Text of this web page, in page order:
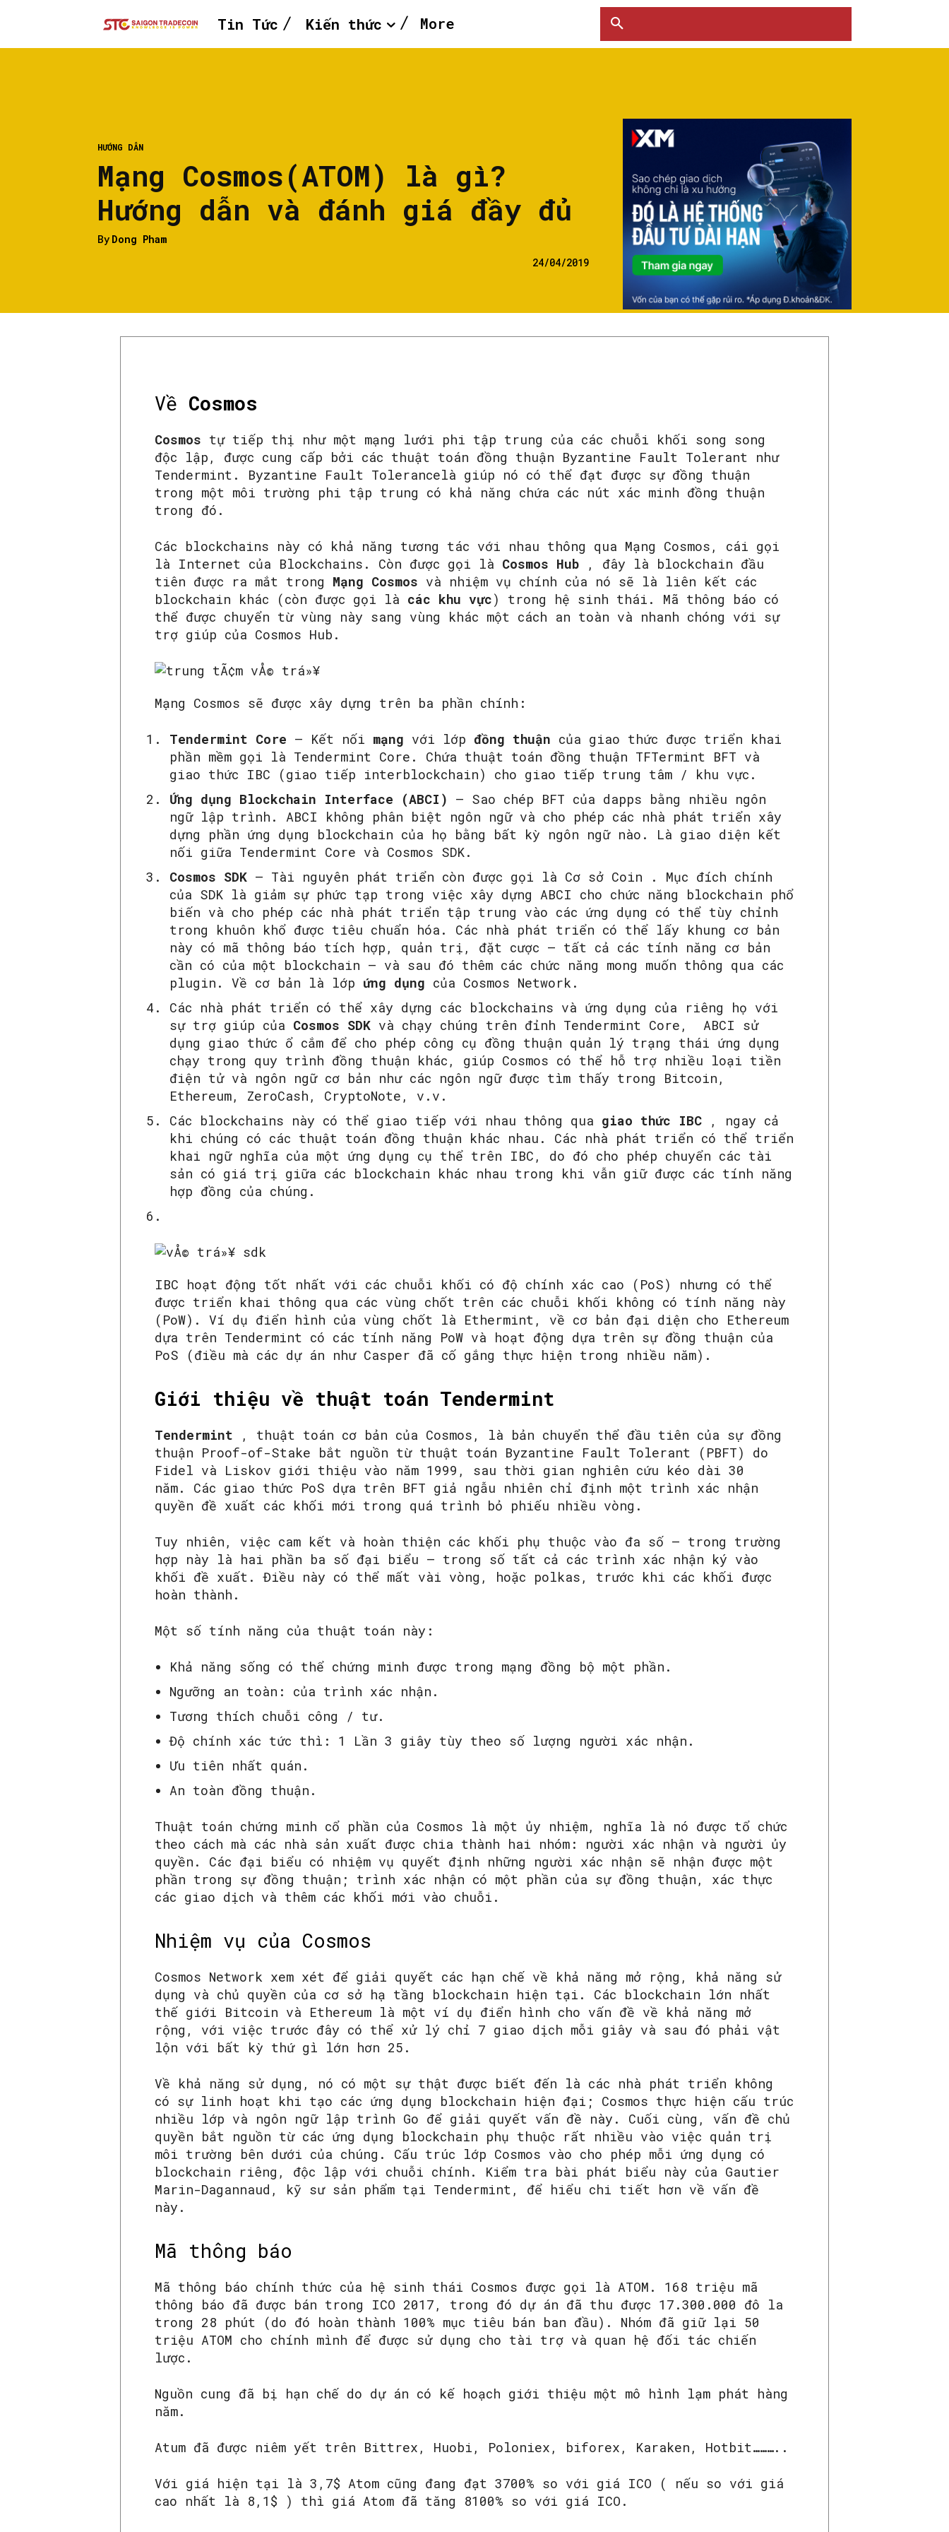
Tin Tức Kiến thức More
HƯỚNG DẪN
Mạng Cosmos(ATOM) là gì?
Hướng dẫn và đánh giá đầy đủ
By Dong Pham
24/04/2019
Về Cosmos
Cosmos tự tiếp thị như một mạng lưới phi tập trung của các chuỗi khối song song
độc lập, được cung cấp bởi các thuật toán đồng thuận Byzantine Fault Tolerant như
Tendermint. Byzantine Fault Tolerancelà giúp nó có thể đạt được sự đồng thuận
trong một môi trường phi tập trung có khả năng chứa các nút xác minh đồng thuận
trong đó.
Các blockchains này có khả năng tương tác với nhau thông qua Mạng Cosmos, cái gọi
là Internet của Blockchains. Còn được gọi là Cosmos Hub , đây là blockchain đầu
tiên được ra mắt trong Mạng Cosmos và nhiệm vụ chính của nó sẽ là liên kết các
blockchain khác (còn được gọi là các khu vực) trong hệ sinh thái. Mã thông báo có
thể được chuyển từ vùng này sang vùng khác một cách an toàn và nhanh chóng với sự
trợ giúp của Cosmos Hub.
Mạng Cosmos sẽ được xây dựng trên ba phần chính:
Tendermint Core – Kết nối mạng với lớp đồng thuận của giao thức được triển khai
phần mềm gọi là Tendermint Core. Chứa thuật toán đồng thuận TFTermint BFT và
giao thức IBC (giao tiếp interblockchain) cho giao tiếp trung tâm / khu vực.
Ứng dụng Blockchain Interface (ABCI) – Sao chép BFT của dapps bằng nhiều ngôn
ngữ lập trình. ABCI không phân biệt ngôn ngữ và cho phép các nhà phát triển xây
dựng phần ứng dụng blockchain của họ bằng bất kỳ ngôn ngữ nào. Là giao diện kết
nối giữa Tendermint Core và Cosmos SDK.
Cosmos SDK – Tài nguyên phát triển còn được gọi là Cơ sở Coin . Mục đích chính
của SDK là giảm sự phức tạp trong việc xây dựng ABCI cho chức năng blockchain phổ
biến và cho phép các nhà phát triển tập trung vào các ứng dụng có thể tùy chỉnh
trong khuôn khổ được tiêu chuẩn hóa. Các nhà phát triển có thể lấy khung cơ bản
này có mã thông báo tích hợp, quản trị, đặt cược – tất cả các tính năng cơ bản
cần có của một blockchain – và sau đó thêm các chức năng mong muốn thông qua các
plugin. Về cơ bản là lớp ứng dụng của Cosmos Network.
Các nhà phát triển có thể xây dựng các blockchains và ứng dụng của riêng họ với
sự trợ giúp của Cosmos SDK và chạy chúng trên đỉnh Tendermint Core, ABCI sử
dụng giao thức ổ cắm để cho phép công cụ đồng thuận quản lý trạng thái ứng dụng
chạy trong quy trình đồng thuận khác, giúp Cosmos có thể hỗ trợ nhiều loại tiền
điện tử và ngôn ngữ cơ bản như các ngôn ngữ được tìm thấy trong Bitcoin,
Ethereum, ZeroCash, CryptoNote, v.v.
Các blockchains này có thể giao tiếp với nhau thông qua giao thức IBC , ngay cả
khi chúng có các thuật toán đồng thuận khác nhau. Các nhà phát triển có thể triển
khai ngữ nghĩa của một ứng dụng cụ thể trên IBC, do đó cho phép chuyển các tài
sản có giá trị giữa các blockchain khác nhau trong khi vẫn giữ được các tính năng
hợp đồng của chúng.
IBC hoạt động tốt nhất với các chuỗi khối có độ chính xác cao (PoS) nhưng có thể
được triển khai thông qua các vùng chốt trên các chuỗi khối không có tính năng này
(PoW). Ví dụ điển hình của vùng chốt là Ethermint, về cơ bản đại diện cho Ethereum
dựa trên Tendermint có các tính năng PoW và hoạt động dựa trên sự đồng thuận của
PoS (điều mà các dự án như Casper đã cố gắng thực hiện trong nhiều năm).
Giới thiệu về thuật toán Tendermint
Tendermint , thuật toán cơ bản của Cosmos, là bản chuyển thể đầu tiên của sự đồng
thuận Proof-of-Stake bắt nguồn từ thuật toán Byzantine Fault Tolerant (PBFT) do
Fidel và Liskov giới thiệu vào năm 1999, sau thời gian nghiên cứu kéo dài 30
năm. Các giao thức PoS dựa trên BFT giả ngẫu nhiên chỉ định một trình xác nhận
quyền đề xuất các khối mới trong quá trình bỏ phiếu nhiều vòng.
Tuy nhiên, việc cam kết và hoàn thiện các khối phụ thuộc vào đa số – trong trường
hợp này là hai phần ba số đại biểu – trong số tất cả các trình xác nhận ký vào
khối đề xuất. Điều này có thể mất vài vòng, hoặc polkas, trước khi các khối được
hoàn thành.
Một số tính năng của thuật toán này:
Khả năng sống có thể chứng minh được trong mạng đồng bộ một phần.
Ngưỡng an toàn: của trình xác nhận.
Tương thích chuỗi công / tư.
Độ chính xác tức thì: 1 Lần 3 giây tùy theo số lượng người xác nhận.
Ưu tiên nhất quán.
An toàn đồng thuận.
Thuật toán chứng minh cổ phần của Cosmos là một ủy nhiệm, nghĩa là nó được tổ chức
theo cách mà các nhà sản xuất được chia thành hai nhóm: người xác nhận và người ủy
quyền. Các đại biểu có nhiệm vụ quyết định những người xác nhận sẽ nhận được một
phần trong sự đồng thuận; trình xác nhận có một phần của sự đồng thuận, xác thực
các giao dịch và thêm các khối mới vào chuỗi.
Nhiệm vụ của Cosmos
Cosmos Network xem xét để giải quyết các hạn chế về khả năng mở rộng, khả năng sử
dụng và chủ quyền của cơ sở hạ tầng blockchain hiện tại. Các blockchain lớn nhất
thế giới Bitcoin và Ethereum là một ví dụ điển hình cho vấn đề về khả năng mở
rộng, với việc trước đây có thể xử lý chỉ 7 giao dịch mỗi giây và sau đó phải vật
lộn với bất kỳ thứ gì lớn hơn 25.
Về khả năng sử dụng, nó có một sự thật được biết đến là các nhà phát triển không
có sự linh hoạt khi tạo các ứng dụng blockchain hiện đại; Cosmos thực hiện cấu trúc
nhiều lớp và ngôn ngữ lập trình Go để giải quyết vấn đề này. Cuối cùng, vấn đề chủ
quyền bắt nguồn từ các ứng dụng blockchain phụ thuộc rất nhiều vào việc quản trị
môi trường bên dưới của chúng. Cấu trúc lớp Cosmos vào cho phép mỗi ứng dụng có
blockchain riêng, độc lập với chuỗi chính. Kiểm tra bài phát biểu này của Gautier
Marin-Dagannaud, kỹ sư sản phẩm tại Tendermint, để hiểu chi tiết hơn về vấn đề
này.
Mã thông báo
Mã thông báo chính thức của hệ sinh thái Cosmos được gọi là ATOM. 168 triệu mã
thông báo đã được bán trong ICO 2017, trong đó dự án đã thu được 17.300.000 đô la
trong 28 phút (do đó hoàn thành 100% mục tiêu bán ban đầu). Nhóm đã giữ lại 50
triệu ATOM cho chính mình để được sử dụng cho tài trợ và quan hệ đối tác chiến
lược.
Nguồn cung đã bị hạn chế do dự án có kế hoạch giới thiệu một mô hình lạm phát hàng
năm.
Atum đã được niêm yết trên Bittrex, Huobi, Poloniex, biforex, Karaken, Hotbit………..
Với giá hiện tại là 3,7$ Atom cũng đang đạt 3700% so với giá ICO ( nếu so với giá
cao nhất là 8,1$ ) thì giá Atom đã tăng 8100% so với giá ICO.